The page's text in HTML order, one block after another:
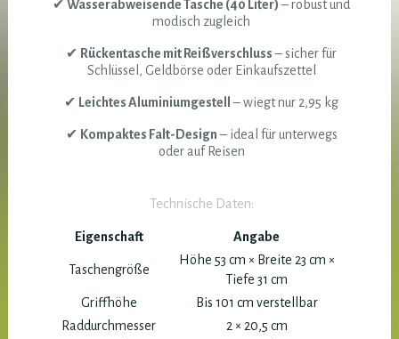
✔Wasserabweisende Tasche (40 Liter)– robust und
modisch zugleich
✔ Rückentasche mit Reißverschluss– sicher für
Schlüssel, Geldbörse oder Einkaufszettel
✔ Leichtes Aluminiumgestell – wiegt nur 2,95 kg
✔ Kompaktes Falt-Design– ideal für unterwegs
oder auf Reisen
Technische Daten:
Eigenschaft Angabe
Taschengröße
Höhe 53 cm × Breite 23 cm ×
Tiefe 31 cm
Griffhöhe
Bis 101 cm verstellbar
Raddurchmesser
2 × 20,5 cm